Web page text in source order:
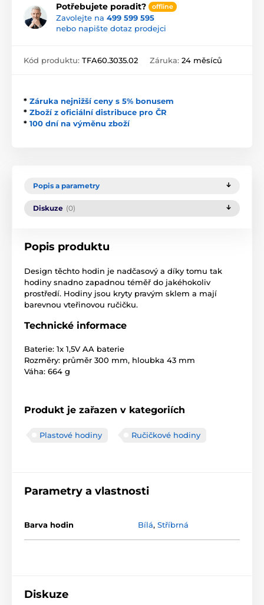
Potřebujete poradit? offline
Zavolejte na 499 599 595
nebo napište dotaz prodejci
Kód produktu: TFA60.3035.02 Záruka: 24 měsíců
* Záruka nejnižší ceny s 5% bonusem
* Zboží z oficiální distribuce pro ČR
* 100 dní na výměnu zboží
Popis a parametry
Diskuze (0)
Popis produktu
Design těchto hodin je nadčasový a díky tomu tak
hodiny snadno zapadnou téměř do jakéhokoliv
prostředí. Hodiny jsou kryty pravým sklem a mají
barevnou vteřinovou ručičku.
Technické informace
Baterie: 1x 1,5V AA baterie
Rozměry: průměr 300 mm, hloubka 43 mm
Váha: 664 g
Produkt je zařazen v kategoriích
Plastové hodiny Ručičkové hodiny
Parametry a vlastnosti
Barva hodin Bílá, Stříbrná
Diskuze